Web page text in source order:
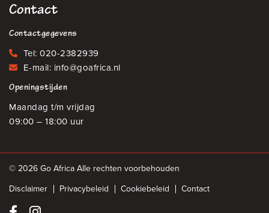
Contact
Contactgegevens
Tel: 020-2382939
E-mail: info@goafrica.nl
Openingstijden
Maandag t/m vrijdag
09:00 – 18:00 uur
© 2026 Go Africa Alle rechten voorbehouden
Disclaimer
Privacybeleid Cookiebeleid Contact